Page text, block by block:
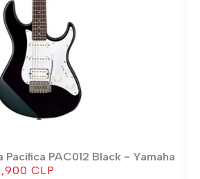
PAC012 Black - Yamaha
CLP